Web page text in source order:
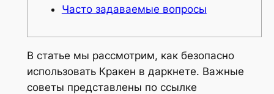
Часто задаваемые вопросы
В статье мы рассмотрим, как безопасно
использовать Кракен в даркнете. Важные
советы представлены по ссылке